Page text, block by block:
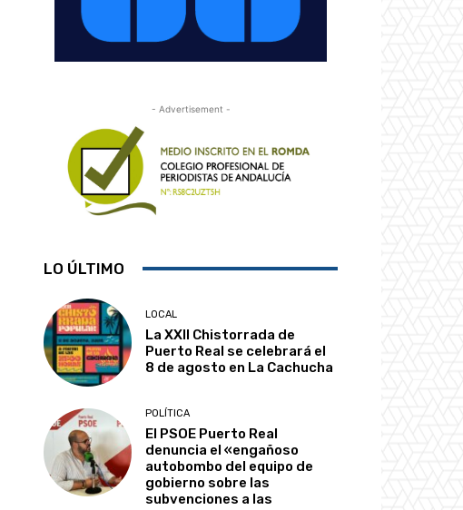
- Advertisement -
LO ÚLTIMO
LOCAL
La XXII Chistorrada de
Puerto Real se celebrará el
8 de agosto en La Cachucha
POLÍTICA
El PSOE Puerto Real
denuncia el «engañoso
autobombo del equipo de
gobierno sobre las
subvenciones a las